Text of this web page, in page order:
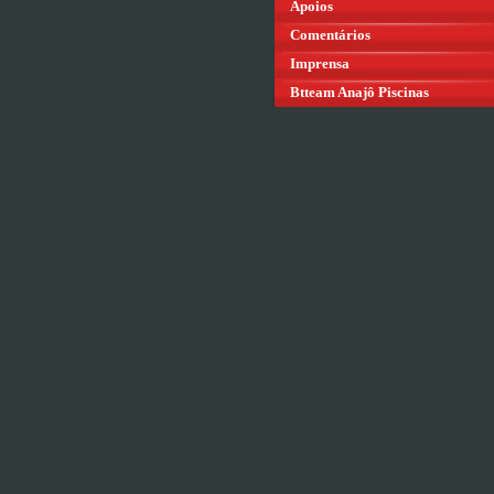
Apoios
Comentários
Imprensa
Btteam Anajô Piscinas